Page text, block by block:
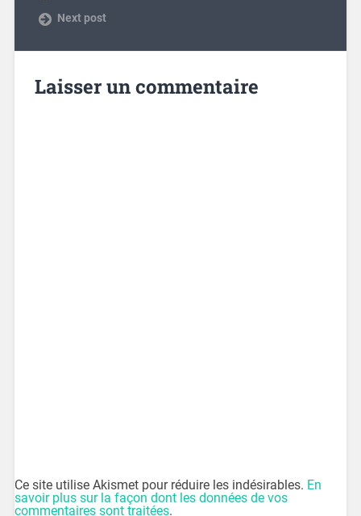
Next post
Laisser un commentaire
Ce site utilise Akismet pour réduire les indésirables. En
savoir plus sur la façon dont les données de vos
commentaires sont traitées.